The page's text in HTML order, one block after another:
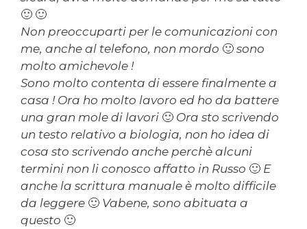
🙂 🙂
Non preoccuparti per le comunicazioni con
me, anche al telefono, non mordo 🙂 sono
molto amichevole !
Sono molto contenta di essere finalmente a
casa ! Ora ho molto lavoro ed ho da battere
una gran mole di lavori 🙂 Ora sto scrivendo
un testo relativo a biologia, non ho idea di
cosa sto scrivendo anche perchè alcuni
termini non li conosco affatto in Russo 🙂 E
anche la scrittura manuale è molto difficile
da leggere 🙂 Vabene, sono abituata a
questo 🙂